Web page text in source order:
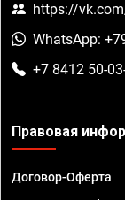
https://
WhatsApp:
+7 8412 50-
Правовая
Договор-Оферта